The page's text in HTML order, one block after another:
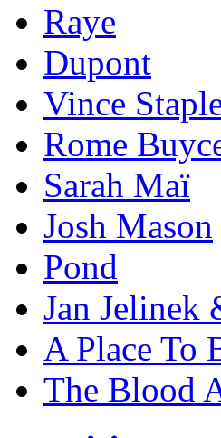
Raye
Dupont
Vince
Rome
Sarah Maï
Josh Mason
Pond
Jan Jelinek
A Place To
The Blood